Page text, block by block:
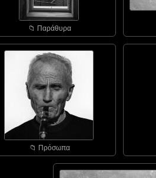
📁︎ Παράθυρα
📁︎ Πρόσωπα